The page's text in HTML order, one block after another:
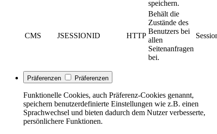
speichern.
CMS JSESSIONID HTTP
Behält die
Zustände des
Benutzers bei
allen
Seitenanfragen
bei.
Präferenzen Präferenzen
Funktionelle Cookies, auch Präferenz-Cookies genannt,
speichern benutzerdefinierte Einstellungen wie z.B. einen
Sprachwechsel und bieten dadurch dem Nutzer verbesserte,
persönlichere Funktionen.